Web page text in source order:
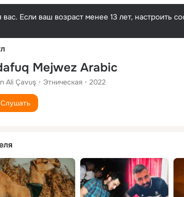
Если ваш возраст менее 13 лет, настроить
Mejwez Arabic
Ali Çavuş Этническая 2022
Слушать